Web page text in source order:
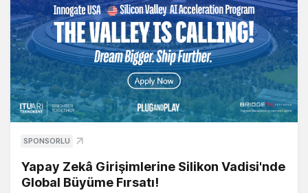
SPONSORLU
Yapay Zekâ Girişimlerine Silikon Vadisi'nde
Global Büyüme Fırsatı!